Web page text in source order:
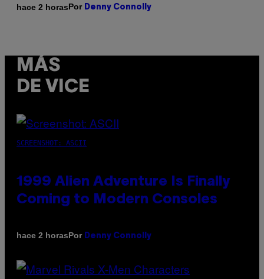
hace 2 horasPor Denny Connolly
MÁS
DE VICE
SCREENSHOT: ASCII
1999 Alien Adventure Is Finally
Coming to Modern Consoles
hace 2 horasPor Denny Connolly